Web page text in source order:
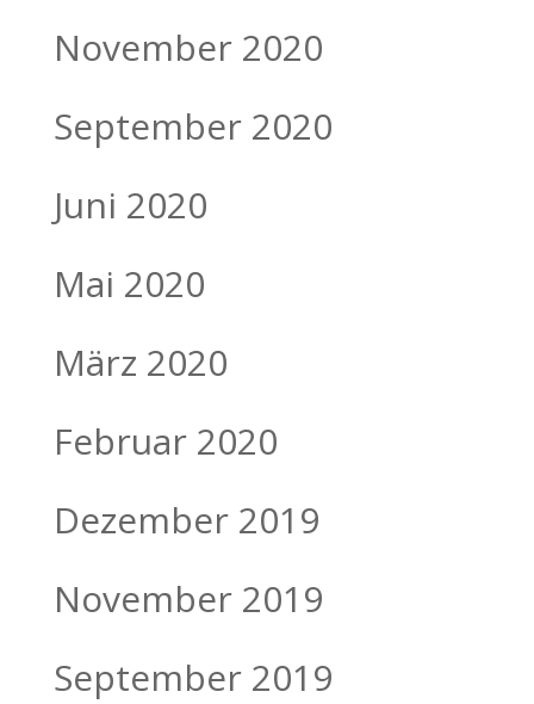
November 2020
September 2020
Juni 2020
Mai 2020
März 2020
Februar 2020
Dezember 2019
November 2019
September 2019